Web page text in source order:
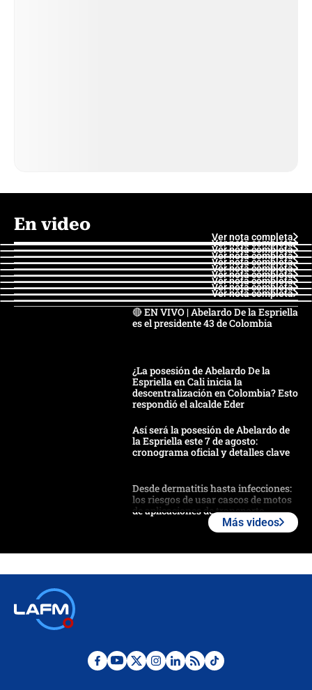
En video
Ver nota completa
Ver nota completa
Ver nota completa
Ver nota completa
Ver nota completa
Ver nota completa
Ver nota completa
Ver nota completa
Ver nota completa
Ver nota completa
🔴 EN VIVO | Abelardo De la Espriella
es el presidente 43 de Colombia
¿La posesión de Abelardo De la
Espriella en Cali inicia la
descentralización en Colombia? Esto
respondió el alcalde Eder
Así será la posesión de Abelardo de
la Espriella este 7 de agosto:
cronograma oficial y detalles clave
Desde dermatitis hasta infecciones:
los riesgos de usar cascos de motos
de aplicaciones de transporte
Posesión de Abelardo De La Espriella
Más videos